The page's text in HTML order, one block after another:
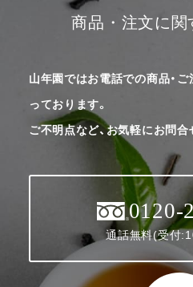
商品・注文に関
山年園ではお電話での商品・
っております。
ご不明点など、お気軽にお問
0120-
通話無料(受付